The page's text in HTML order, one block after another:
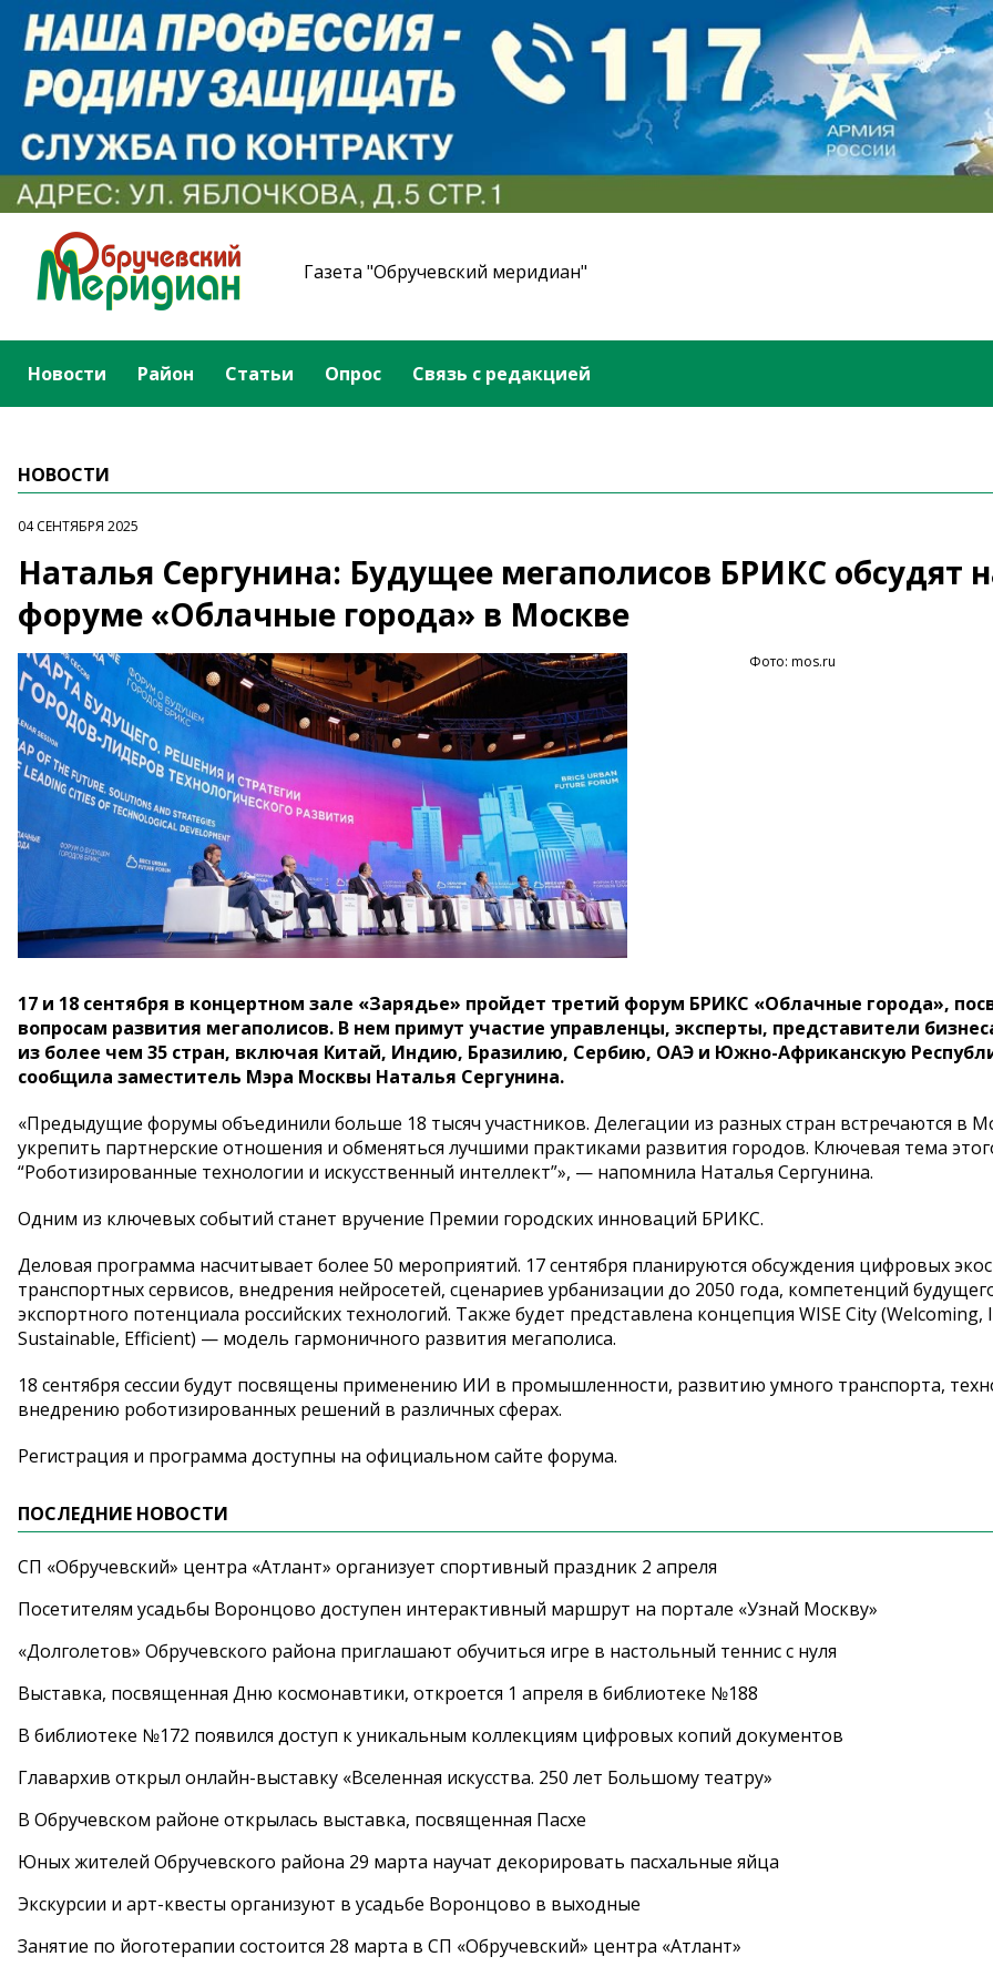
Газета "Обручевский меридиан"
Новости Район Статьи Опрос Связь с редакцией
НОВОСТИ
04 СЕНТЯБРЯ 2025
Наталья Сергунина: Будущее мегаполисов БРИКС обсудят
форуме «Облачные города» в Москве
Фото: mos.ru
17 и 18 сентября в концертном зале «Зарядье» пройдет третий форум БРИКС «Облачные города»,
вопросам развития мегаполисов. В нем примут участие управленцы, эксперты, представители
из более чем 35 стран, включая Китай, Индию, Бразилию, Сербию, ОАЭ и Южно-Африканскую
сообщила заместитель Мэра Москвы Наталья Сергунина.
«Предыдущие форумы объединили больше 18 тысяч участников. Делегации из разных стран встречаются в
укрепить партнерские отношения и обменяться лучшими практиками развития городов. Ключевая тема
“Роботизированные технологии и искусственный интеллект”», — напомнила Наталья Сергунина.
Одним из ключевых событий станет вручение Премии городских инноваций БРИКС.
Деловая программа насчитывает более 50 мероприятий. 17 сентября планируются обсуждения цифровых
транспортных сервисов, внедрения нейросетей, сценариев урбанизации до 2050 года, компетенций
экспортного потенциала российских технологий. Также будет представлена концепция WISE City
Sustainable, Efficient) — модель гармоничного развития мегаполиса.
18 сентября сессии будут посвящены применению ИИ в промышленности, развитию умного транспорта,
внедрению роботизированных решений в различных сферах.
Регистрация и программа доступны на официальном сайте форума.
ПОСЛЕДНИЕ НОВОСТИ
СП «Обручевский» центра «Атлант» организует спортивный праздник 2 апреля
Посетителям усадьбы Воронцово доступен интерактивный маршрут на портале «Узнай Москву»
«Долголетов» Обручевского района приглашают обучиться игре в настольный теннис с нуля
Выставка, посвященная Дню космонавтики, откроется 1 апреля в библиотеке №188
В библиотеке №172 появился доступ к уникальным коллекциям цифровых копий документов
Главархив открыл онлайн-выставку «Вселенная искусства. 250 лет Большому театру»
В Обручевском районе открылась выставка, посвященная Пасхе
Юных жителей Обручевского района 29 марта научат декорировать пасхальные яйца
Экскурсии и арт-квесты организуют в усадьбе Воронцово в выходные
Занятие по йоготерапии состоится 28 марта в СП «Обручевский» центра «Атлант»